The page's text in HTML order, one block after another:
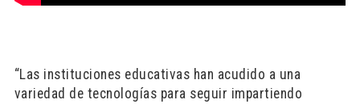
“Las instituciones educativas han acudido a una
variedad de tecnologías para seguir impartiendo